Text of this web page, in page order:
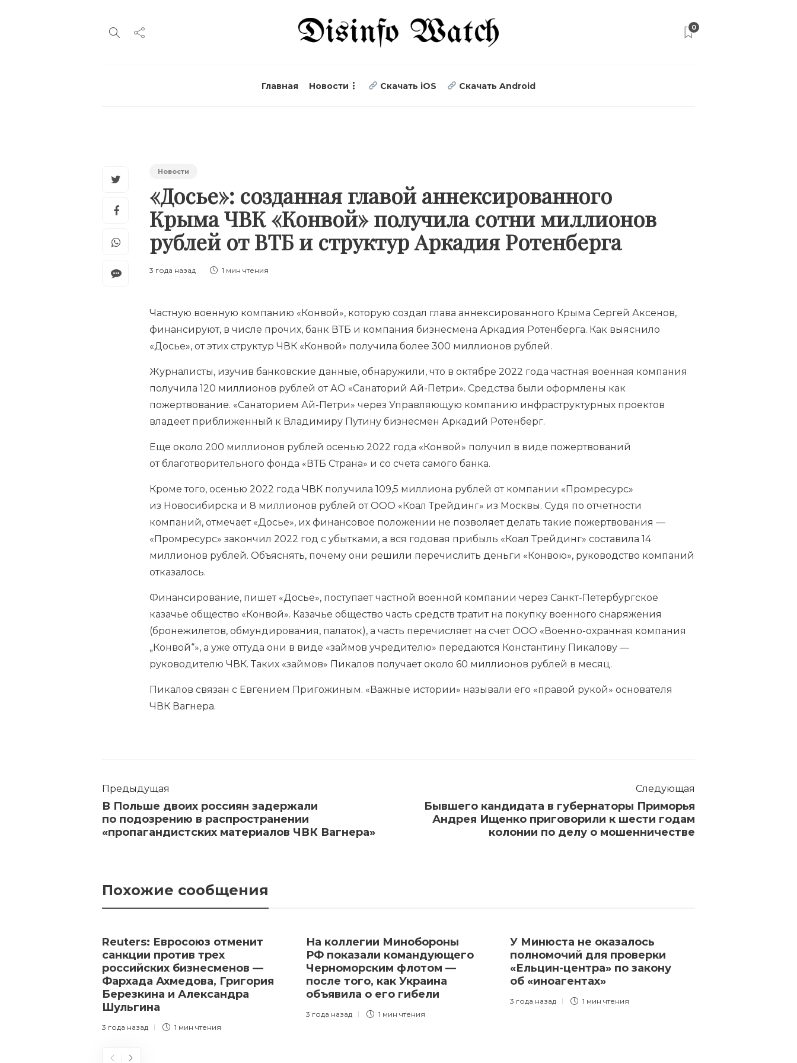
0
Главная Новости Скачать iOS Скачать Android
Новости
«Досье»: созданная главой аннексированного
Крыма ЧВК «Конвой» получила сотни миллионов
рублей от ВТБ и структур Аркадия Ротенберга
3 года назад 1 мин чтения
Частную военную компанию «Конвой», которую создал глава аннексированного Крыма Сергей Аксенов,
финансируют, в числе прочих, банк ВТБ и компания бизнесмена Аркадия Ротенберга. Как выяснило
«Досье», от этих структур ЧВК «Конвой» получила более 300 миллионов рублей.
Журналисты, изучив банковские данные, обнаружили, что в октябре 2022 года частная военная компания
получила 120 миллионов рублей от АО «Санаторий Ай-Петри». Средства были оформлены как
пожертвование. «Санаторием Ай-Петри» через Управляющую компанию инфраструктурных проектов
владеет приближенный к Владимиру Путину бизнесмен Аркадий Ротенберг.
Еще около 200 миллионов рублей осенью 2022 года «Конвой» получил в виде пожертвований
от благотворительного фонда «ВТБ Страна» и со счета самого банка.
Кроме того, осенью 2022 года ЧВК получила 109,5 миллиона рублей от компании «Промресурс»
из Новосибирска и 8 миллионов рублей от ООО «Коал Трейдинг» из Москвы. Судя по отчетности
компаний, отмечает «Досье», их финансовое положении не позволяет делать такие пожертвования —
«Промресурс» закончил 2022 год с убытками, а вся годовая прибыль «Коал Трейдинг» составила 14
миллионов рублей. Объяснять, почему они решили перечислить деньги «Конвою», руководство компаний
отказалось.
Финансирование, пишет «Досье», поступает частной военной компании через Санкт-Петербургское
казачье общество «Конвой». Казачье общество часть средств тратит на покупку военного снаряжения
(бронежилетов, обмундирования, палаток), а часть перечисляет на счет ООО «Военно-охранная компания
„Конвой“», а уже оттуда они в виде «займов учредителю» передаются Константину Пикалову —
руководителю ЧВК. Таких «займов» Пикалов получает около 60 миллионов рублей в месяц.
Пикалов связан с Евгением Пригожиным. «Важные истории» называли его «правой рукой» основателя
ЧВК Вагнера.
Предыдущая
В Польше двоих россиян задержали
по подозрению в распространении
«пропагандистских материалов ЧВК Вагнера»
Следующая
Бывшего кандидата в губернаторы Приморья
Андрея Ищенко приговорили к шести годам
колонии по делу о мошенничестве
Похожие сообщения
Reuters: Евросоюз отменит
санкции против трех
российских бизнесменов —
Фархада Ахмедова, Григория
Березкина и Александра
Шульгина
3 года назад 1 мин чтения
На коллегии Минобороны
РФ показали командующего
Черноморским флотом —
после того, как Украина
объявила о его гибели
3 года назад 1 мин чтения
У Минюста не оказалось
полномочий для проверки
«Ельцин-центра» по закону
об «иноагентах»
3 года назад 1 мин чтения